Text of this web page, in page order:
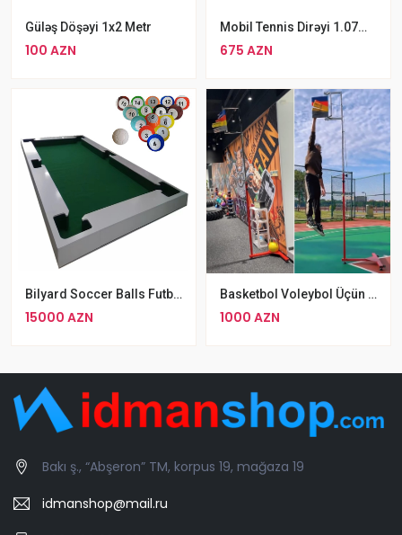
Güləş Döşəyi 1x2 Metr
100 AZN
Mobil Tennis Dirəyi 1.07m Hündürlükdə Portativ Tennis Dirəyi
675 AZN
Bilyard Soccer Balls Futbol Bilyardı
15000 AZN
Basketbol Voleybol Üçün Tullanma Ölçmə Aləti 1,7-3,6 M
1000 AZN
Bakı ş., “Abşeron” TM, korpus 19, mağaza 19
idmanshop@mail.ru